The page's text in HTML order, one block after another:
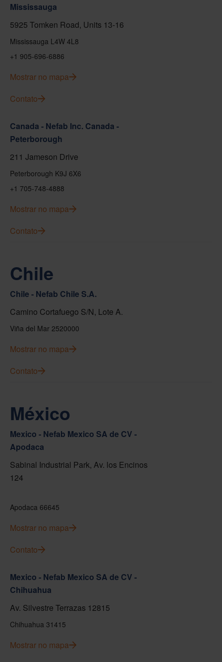
Mississauga
5925 Tomken Road, Units 13-16
Mississauga L4W 4L8
+1 905-696-6886
Mostrar no mapa
Contato
Canada - Nefab Inc. Canada -
Peterborough
211 Jameson Drive
Peterborough K9J 6X6
+1 705-748-4888
Mostrar no mapa
Contato
Chile
Chile - Nefab Chile S.A.
Camino Cortafuego S/N, Lote A.
Viña del Mar 2520000
Mostrar no mapa
Contato
México
Mexico - Nefab Mexico SA de CV -
Apodaca
Sabinal Industrial Park, Av. los Encinos
124
Apodaca 66645
Mostrar no mapa
Contato
Mexico - Nefab Mexico SA de CV -
Chihuahua
Av. Silvestre Terrazas 12815
Chihuahua 31415
Mostrar no mapa